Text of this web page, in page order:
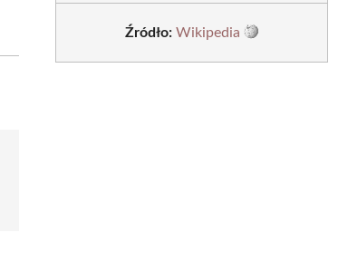
Źródło: Wikipedia